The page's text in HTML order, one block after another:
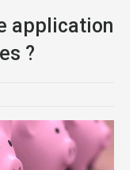
application
?